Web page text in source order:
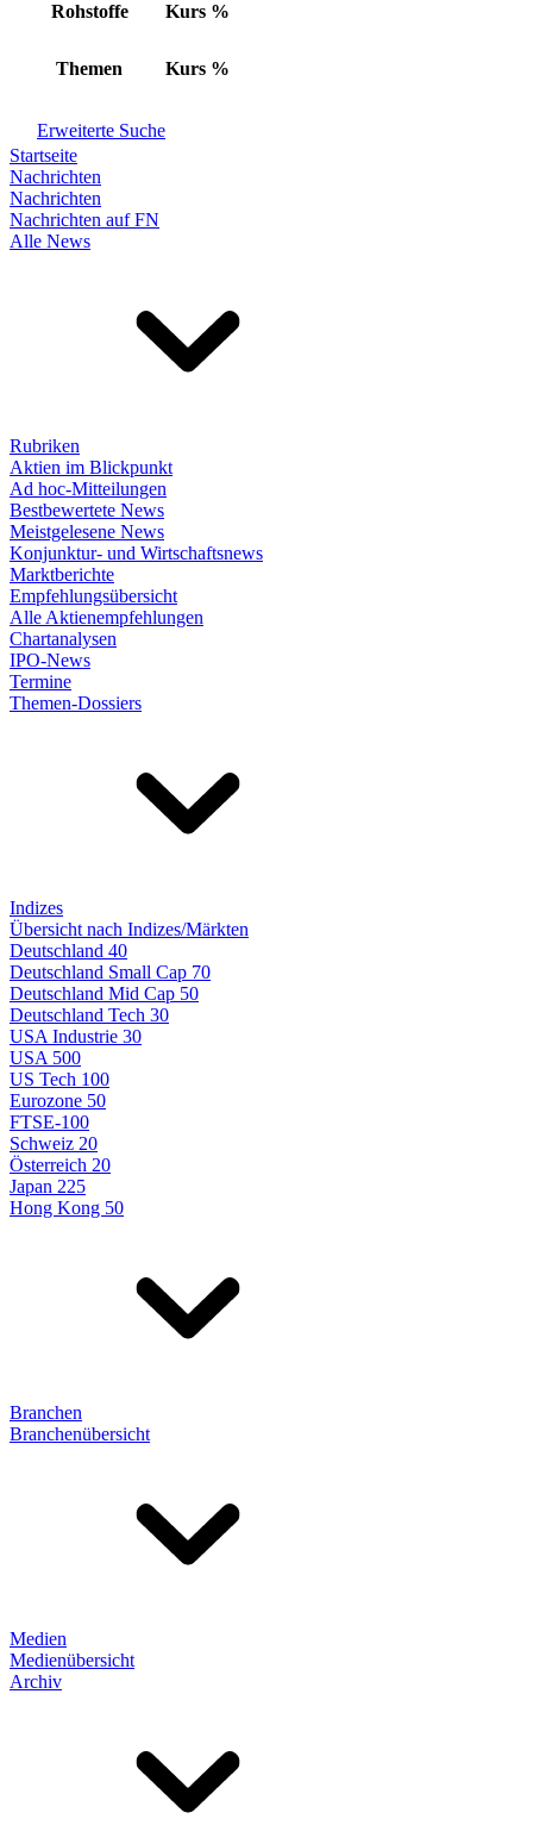
Rohstoffe Kurs %
Themen Kurs %
Erweiterte Suche
Startseite
Nachrichten
Nachrichten
Nachrichten auf FN
Alle News
Rubriken
Aktien im Blickpunkt
Ad hoc-Mitteilungen
Bestbewertete News
Meistgelesene News
Konjunktur- und Wirtschaftsnews
Marktberichte
Empfehlungsübersicht
Alle Aktienempfehlungen
Chartanalysen
IPO-News
Termine
Themen-Dossiers
Indizes
Übersicht nach Indizes/Märkten
Deutschland 40
Deutschland Small Cap 70
Deutschland Mid Cap 50
Deutschland Tech 30
USA Industrie 30
USA 500
US Tech 100
Eurozone 50
FTSE-100
Schweiz 20
Österreich 20
Japan 225
Hong Kong 50
Branchen
Branchenübersicht
Medien
Medienübersicht
Archiv